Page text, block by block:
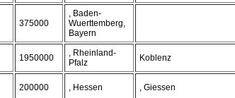
375000
, Baden-
Wuerttemberg,
Bayern
1950000
, Rheinland-
Pfalz
Koblenz
200000 , Hessen , Giessen